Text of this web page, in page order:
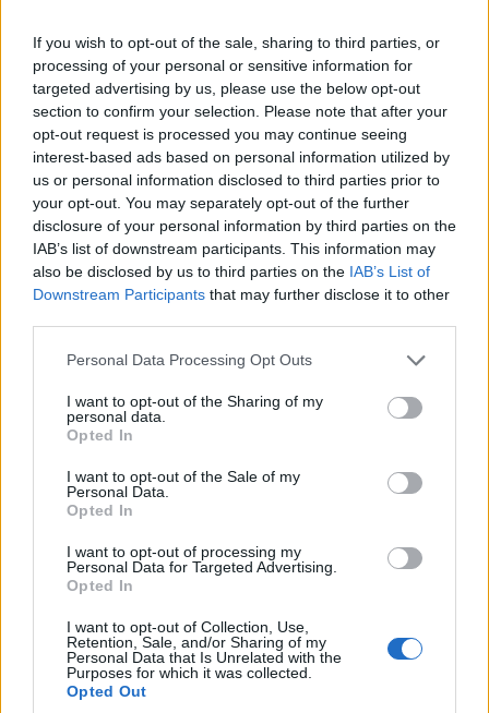
If you wish to opt-out of the sale, sharing to third parties, or
processing of your personal or sensitive information for
targeted advertising by us, please use the below opt-out
section to confirm your selection. Please note that after your
opt-out request is processed you may continue seeing
interest-based ads based on personal information utilized by
us or personal information disclosed to third parties prior to
your opt-out. You may separately opt-out of the further
disclosure of your personal information by third parties on the
IAB’s list of downstream participants. This information may
also be disclosed by us to third parties on the IAB’s List of
Downstream Participants that may further disclose it to other
Please note that this website/app uses one or more Google
not limited to your visit or usage behaviour. You may click to
grant or deny consent to Google and its third-party tags to
use your data for below specified purposes in below Google
consent section.
Personal Data Processing Opt Outs
I want to opt-out of the Sharing of my
personal data.
Opted In
I want to opt-out of the Sale of my
Personal Data.
Opted In
I want to opt-out of processing my
Personal Data for Targeted Advertising.
Opted In
I want to opt-out of Collection, Use,
Retention, Sale, and/or Sharing of my
Personal Data that Is Unrelated with the
Purposes for which it was collected.
Opted Out
Τάμσαρα
Τρυγώνα
Λετσίνα
Μουσικοί:
Λύρα τραγούδι: Θεόδωρος Σαχπεκίδης,
Γιώργος Τιφτικίδης
Νταούλι: Χρήστος Τιφτικίδης
Χοροδιδάσκαλοι: Χάρης Νικολαΐδης, Γιάννης
Κοτανίδης, Παύλος Τσιλογλανίδης, Κώστας
Παυλίδης, Δήμητρα Αρσενικού, Στράτος Μπίλης
Κοινός χορός για τα κορίτσια: Σερανίτσα
Κοινός χορός για τα αγόρια: Σέρρα
Μουσικοί:
Λύρα τραγούδι: Θεόδωρος Σαχπεκίδης,
Γιώργος Τιφτικίδης